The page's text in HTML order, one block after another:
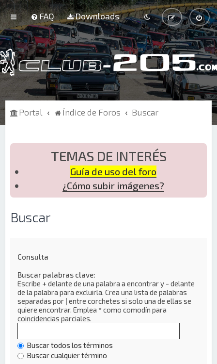
FAQ Downloads
Portal Índice de Foros Buscar
TEMAS DE INTERÉS
Guía de uso del foro
¿Cómo subir imágenes?
Buscar
Consulta
Buscar palabras clave:
Escribe +delante de una palabra a encontrar y - delante
de la palabra para excluirla. Crea una lista de palabras
separadas por | entre corchetes si solo una de ellas se
quiere encontrar. Emplea * como comodín para
coincidencias parciales.
Buscar todos los términos
Buscar cualquier término